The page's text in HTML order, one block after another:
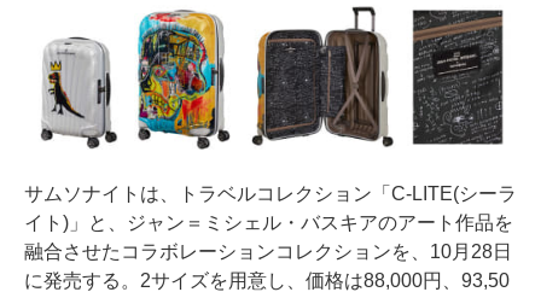
サムソナイトは、トラベルコレクション「C-LITE(シーラ
イト)」と、ジャン＝ミシェル・バスキアのアート作品を
融合させたコラボレーションコレクションを、10月28日
に発売する。2サイズを用意し、価格は88,000円、93,50